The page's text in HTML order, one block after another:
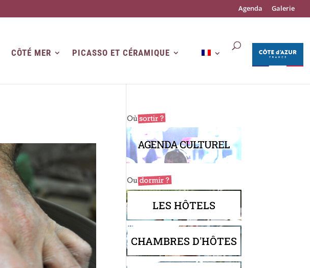
Agenda Galerie
CÔTÉ MER PICASSO ET CÉRAMIQUE
AGENDA CULTUREL
LES HÔTELS
CHAMBRES D'HÔTES